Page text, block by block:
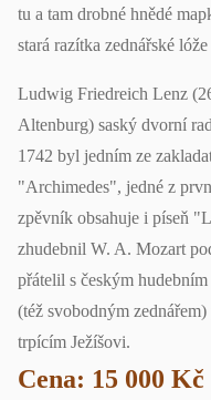
tu a tam drobné hnědé
stará razítka zednářské
Ludwig Friedreich Lenz
Altenburg) saský dvorní
1742 byl jedním ze
"Archimedes", jedné z
zpěvník obsahuje i píseň
zhudebnil W. A. Mozart
přátelil s českým
(též svobodným
trpícím Ježíšovi.
Cena: 15 000 Kč